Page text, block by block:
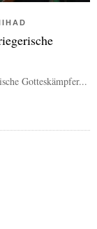
Gotteskämpfer...